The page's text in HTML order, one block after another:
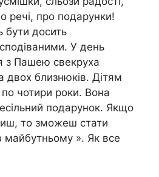
речі, про подарунки!
досить
У день
з Пашею свекруха
двох близнюків. Дітям
чотири роки. Вона
подарунок. Якщо
то зможеш стати
майбутньому ». Як все